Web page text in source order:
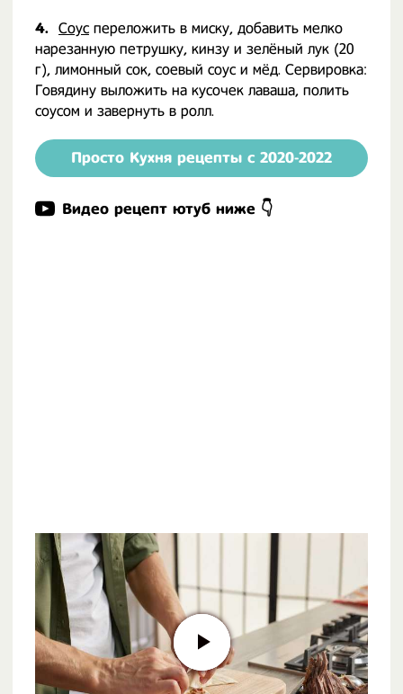
4. Соус переложить в миску, добавить мелко
нарезанную петрушку, кинзу и зелёный лук (20
г), лимонный сок, соевый соус и мёд. Сервировка:
Говядину выложить на кусочек лаваша, полить
соусом и завернуть в ролл.
Просто Кухня рецепты с 2020-2022
Видео рецепт ютуб ниже 👇